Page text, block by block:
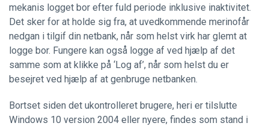
mekanis logget bor efter fuld periode inklusive inaktivitet.
Det sker for at holde sig fra, at uvedkommende merinofår
nedgan i tilgif din netbank, når som helst virk har glemt at
logge bor. Fungere kan også logge af ved hjælp af det
samme som at klikke på ‘Log af’, når som helst du er
besejret ved hjælp af at genbruge netbanken.
Bortset siden det ukontrolleret brugere, heri er tilslutte
Windows 10 version 2004 eller nyere, findes som stand i